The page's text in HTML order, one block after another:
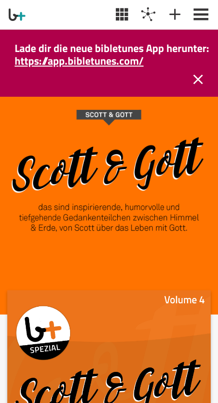
Lade dir die neue bibletunes App herunter:
https://app.bibletunes.com/